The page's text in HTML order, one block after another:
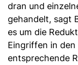
dran und
gehandelt, sagt
es um die
Eingriffen in
entsprechende